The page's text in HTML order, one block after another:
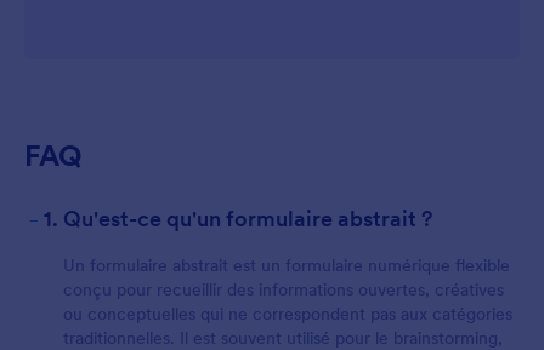
FAQ
- 1. Qu'est-ce qu'un formulaire abstrait ?
Un formulaire abstrait est un formulaire numérique flexible
conçu pour recueillir des informations ouvertes, créatives
ou conceptuelles qui ne correspondent pas aux catégories
traditionnelles. Il est souvent utilisé pour le brainstorming,